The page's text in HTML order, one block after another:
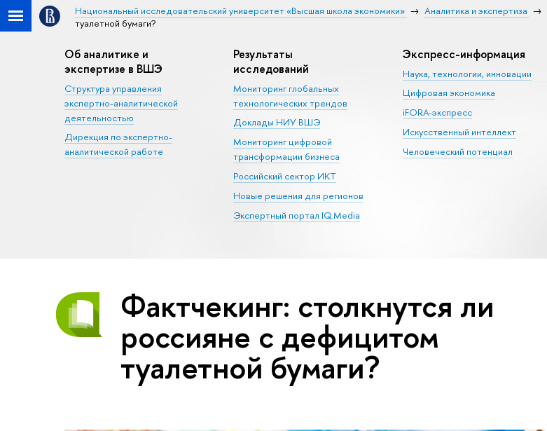
Национальный исследовательский университет «Высшая школа экономики» Аналитика и экспертиза
туалетной бумаги?
Об аналитике и
экспертизе в ВШЭ
Структура управления
экспертно-аналитической
деятельностью
Дирекция по экспертно-
аналитической работе
Результаты
исследований
Мониторинг глобальных
технологических трендов
Доклады НИУ ВШЭ
Мониторинг цифровой
трансформации бизнеса
Российский сектор ИКТ
Новые решения для регионов
Экспертный портал IQ.Media
Экспресс-информация
Наука, технологии, инновации
Цифровая экономика
iFORA-экспресс
Искусственный интеллект
Человеческий потенциал
Фактчекинг: столкнутся ли
россияне с дефицитом
туалетной бумаги?